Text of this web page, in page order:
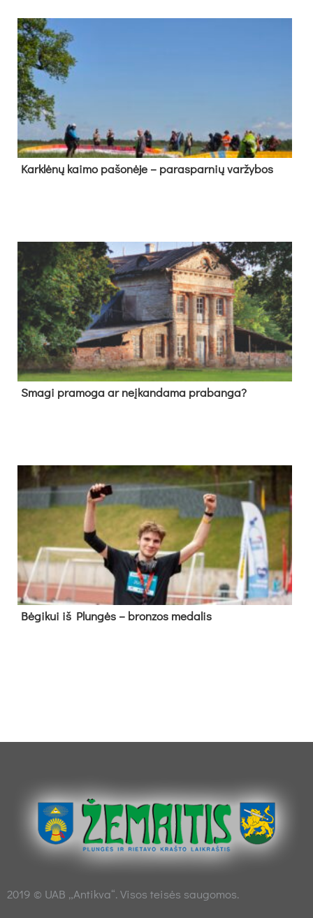
Kark­lė­nų kai­mo pa­šo­nė­je – pa­ras­par­nių var­žy­bos
Sma­gi pra­mo­ga ar neį­kan­da­ma pra­ban­ga?
Bė­gi­kui iš Plun­gės – bron­zos me­da­lis
2019 © UAB „Antikva“. Visos teisės saugomos.